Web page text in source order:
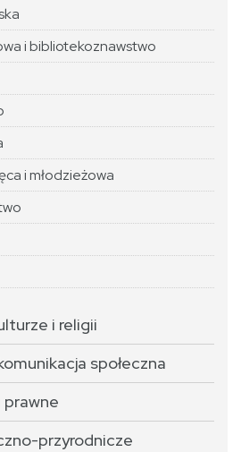
i bibliotekoznawstwo
i młodzieżowa
i religii
społeczna
prawne
przyrodnicze